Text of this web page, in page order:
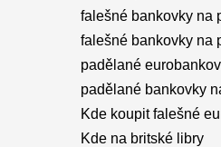
falešné bankovky na
falešné bankovky na
padělané
padělané bankovky
Kde koupit falešné
Kde na britské libry